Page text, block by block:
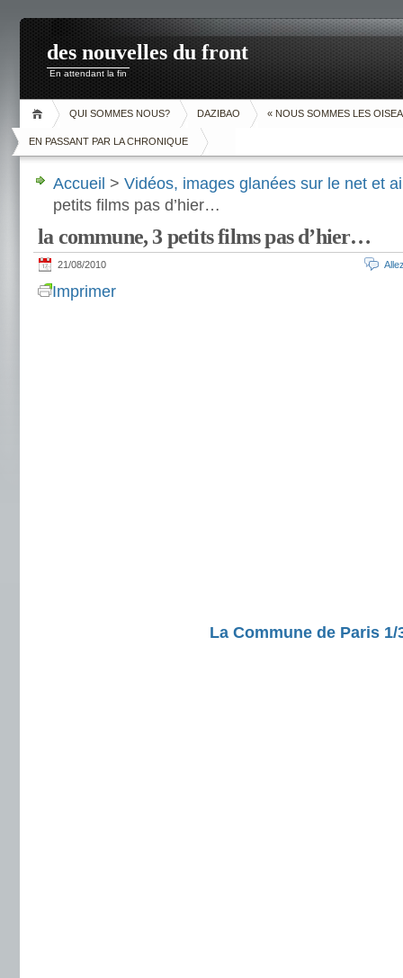
des nouvelles du front
En attendant la fin
QUI SOMMES NOUS? DAZIBAO « NOUS SOMMES LES
EN PASSANT PAR LA CHRONIQUE
Accueil > Vidéos, images glanées sur le net et
petits films pas d’hier…
la commune, 3 petits films pas d’hier…
21/08/2010
Imprimer
La Commune de Paris 1/